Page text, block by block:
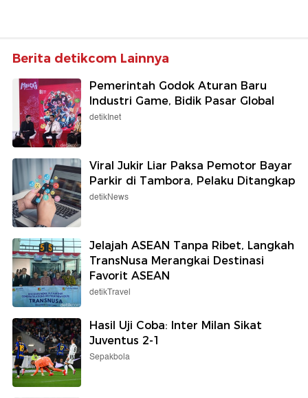
Berita detikcom Lainnya
Pemerintah Godok Aturan Baru
Industri Game, Bidik Pasar Global
detikInet
Viral Jukir Liar Paksa Pemotor Bayar
Parkir di Tambora, Pelaku Ditangkap
detikNews
Jelajah ASEAN Tanpa Ribet, Langkah
TransNusa Merangkai Destinasi
Favorit ASEAN
detikTravel
Hasil Uji Coba: Inter Milan Sikat
Juventus 2-1
Sepakbola